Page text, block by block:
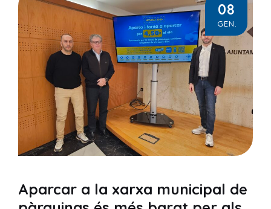
08
GEN.
Aparcar a la xarxa municipal de